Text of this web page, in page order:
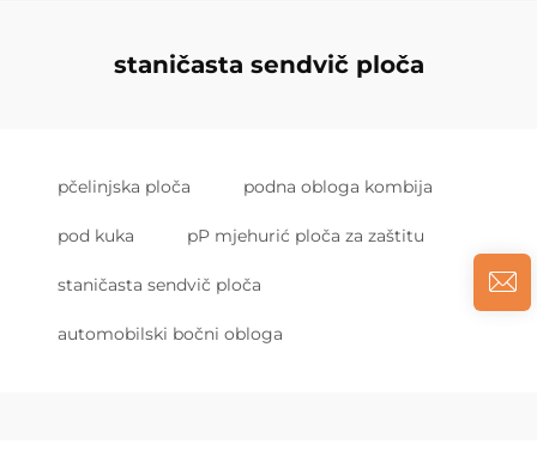
staničasta sendvič ploča
pčelinjska ploča podna obloga kombija
pod kuka pP mjehurić ploča za zaštitu
staničasta sendvič ploča
automobilski bočni obloga